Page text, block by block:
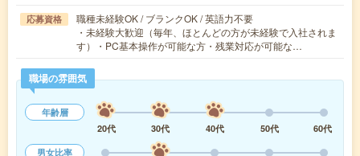
応募資格
職種未経験OK / ブランクOK / 英語力不要
・未経験大歓迎（毎年、ほとんどの方が未経験で入社されま
す）・PC基本操作が可能な方・残業対応が可能な…
職場の雰囲気
年齢層
20代
30代 40代 50代
60代
男女比率